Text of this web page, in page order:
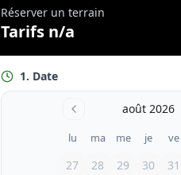
Réserver un terrain
Tarifs n/a
1. Date
août 2026
lu ma me je ve
27 28 29 30 31